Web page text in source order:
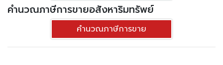
คำนวณภาษีการขายอสังหาริมทรัพย์
คำนวณภาษีการขาย